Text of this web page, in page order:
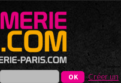
Créer un